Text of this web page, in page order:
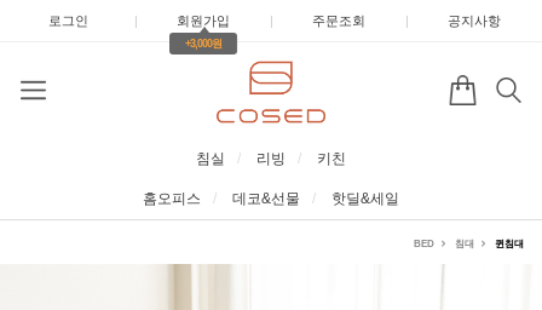
로그인 | 회원가입 |
+3,000원
주문조회 | 공지사항
침실 리빙 키친
홈오피스 데코&선물 핫딜&세일
BED 침대 퀸침대